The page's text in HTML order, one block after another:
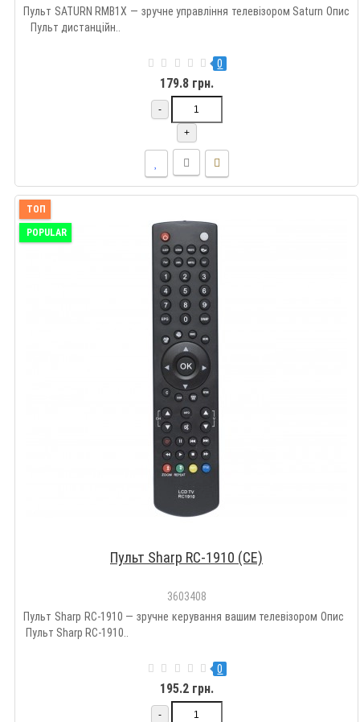
Пульт SATURN RMB1X — зручне управління телевізором Saturn Опис
Пульт дистанційн..
0
179.8 грн.
-
+
ТОП
POPULAR
Пульт Sharp RC-1910 (CE)
3603408
Пульт Sharp RC-1910 — зручне керування вашим телевізором Опис
Пульт Sharp RC-1910..
0
195.2 грн.
-